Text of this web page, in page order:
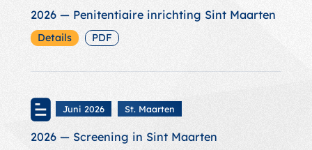
2026 — Penitentiaire inrichting Sint Maarten
Details PDF
Juni 2026 St. Maarten
2026 — Screening in Sint Maarten